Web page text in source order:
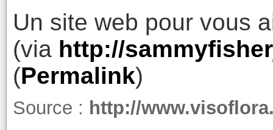
Un site web pour vous
(via http://
(Permalink)
Source : http://